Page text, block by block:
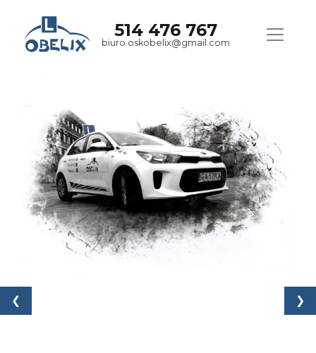
514 476 767
biuro.oskobelix@gmail.com
❮ ❯